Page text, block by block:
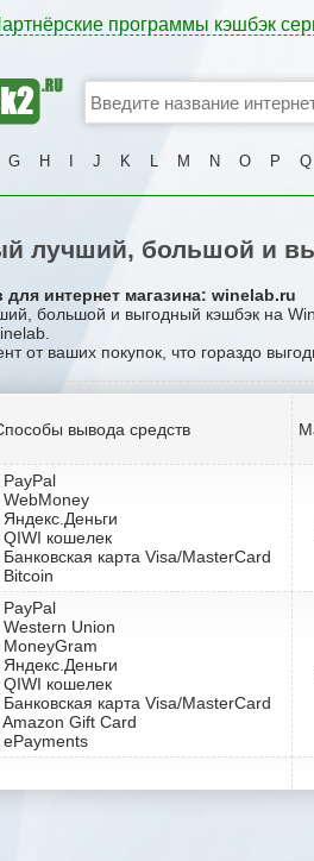
программы кэшбэк
G H J K L M N O P Q
лучший, большой и
интернет магазина: winelab.ru
большой и выгодный кэшбэк на
от ваших покупок, что гораздо
вывода средств
PayPal
WebMoney
QIWI кошелек
карта Visa/MasterCard
Bitcoin
PayPal
Western Union
MoneyGram
QIWI кошелек
карта Visa/MasterCard
Amazon Gift Card
ePayments